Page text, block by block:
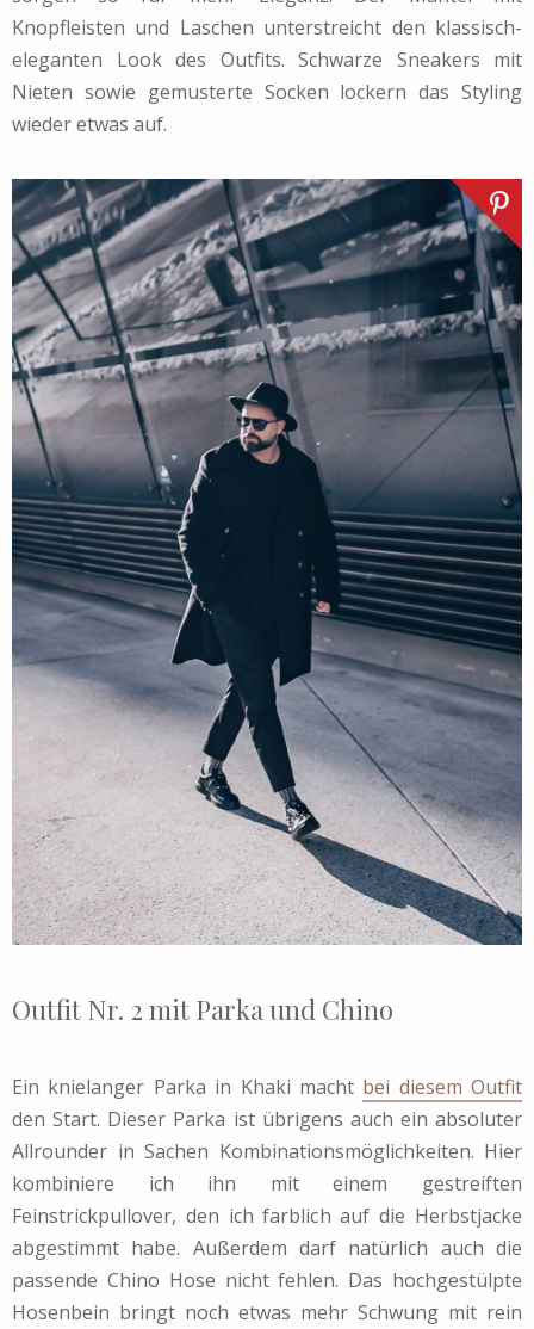
Knopfleisten und Laschen unterstreicht den klassisch-
eleganten Look des Outfits. Schwarze Sneakers mit
Nieten sowie gemusterte Socken lockern das Styling
wieder etwas auf.
Outfit Nr. 2 mit Parka und Chino
Ein knielanger Parka in Khaki macht bei diesem Outfit
den Start. Dieser Parka ist übrigens auch ein absoluter
Allrounder in Sachen Kombinationsmöglichkeiten. Hier
kombiniere ich ihn mit einem gestreiften
Feinstrickpullover, den ich farblich auf die Herbstjacke
abgestimmt habe. Außerdem darf natürlich auch die
passende Chino Hose nicht fehlen. Das hochgestülpte
Hosenbein bringt noch etwas mehr Schwung mit rein